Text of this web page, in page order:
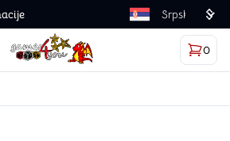
Language
lupe predstavlja ikonicu za
Games4you logo
0